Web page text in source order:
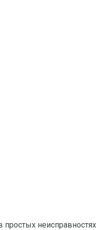
простых неисправностях